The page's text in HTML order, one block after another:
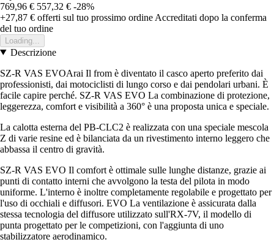
769,96 € 557,32 € -28%
+27,87 € offerti sul tuo prossimo ordine Accreditati dopo la conferma
del tuo ordine
Loading...
Descrizione
SZ-R VAS EVOArai Il from è diventato il casco aperto preferito dai
professionisti, dai motociclisti di lungo corso e dai pendolari urbani. È
facile capire perché. SZ-R VAS EVO La combinazione di protezione,
leggerezza, comfort e visibilità a 360° è una proposta unica e speciale.
La calotta esterna del PB-CLC2 è realizzata con una speciale mescola
Z di varie resine ed è bilanciata da un rivestimento interno leggero che
abbassa il centro di gravità.
SZ-R VAS EVO Il comfort è ottimale sulle lunghe distanze, grazie ai
punti di contatto interni che avvolgono la testa del pilota in modo
uniforme. L'interno è inoltre completamente regolabile e progettato per
l'uso di occhiali e diffusori. EVO La ventilazione è assicurata dalla
stessa tecnologia del diffusore utilizzato sull'RX-7V, il modello di
punta progettato per le competizioni, con l'aggiunta di uno
stabilizzatore aerodinamico.